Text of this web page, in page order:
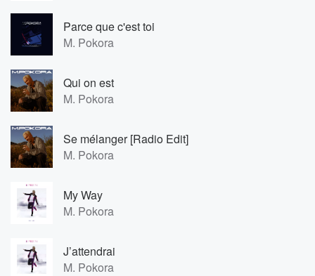
Parce que c'est toi
M. Pokora
Qui on est
M. Pokora
Se mélanger [Radio Edit]
M. Pokora
My Way
M. Pokora
J’attendrai
M. Pokora